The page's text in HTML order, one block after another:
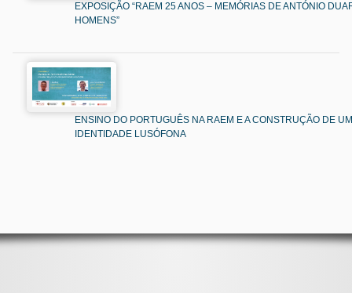
EXPOSIÇÃO “RAEM 25 ANOS – MEMÓRIAS DE ANTÓNIO
HOMENS”
ENSINO DO PORTUGUÊS NA RAEM E A CONSTRUÇÃO DE
IDENTIDADE LUSÓFONA